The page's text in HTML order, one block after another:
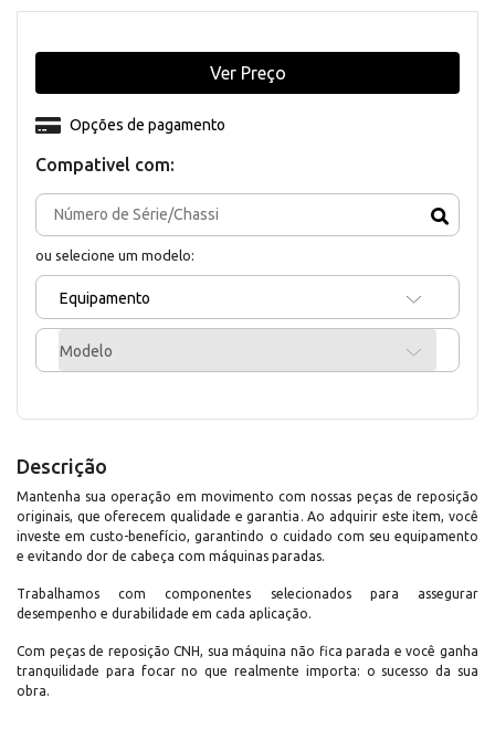
Compativel com:
ou selecione um modelo:
Equipamento
Modelo
Opções de pagamento
Ver Preço
Descrição
Mantenha sua operação em movimento com nossas peças de reposição
originais, que oferecem qualidade e garantia. Ao adquirir este item, você
investe em custo-benefício, garantindo o cuidado com seu equipamento
e evitando dor de cabeça com máquinas paradas.
Trabalhamos com componentes selecionados para assegurar
desempenho e durabilidade em cada aplicação.
Com peças de reposição CNH, sua máquina não fica parada e você ganha
tranquilidade para focar no que realmente importa: o sucesso da sua
obra.